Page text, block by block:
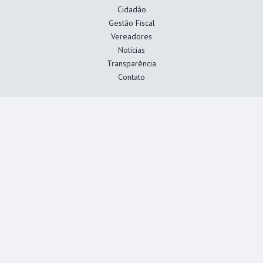
Cidadão
Gestão Fiscal
Vereadores
Notícias
Transparência
Contato